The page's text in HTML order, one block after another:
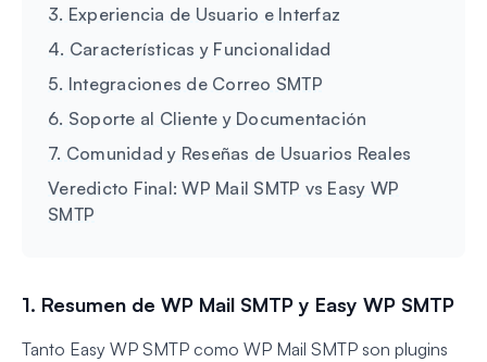
3. Experiencia de Usuario e Interfaz
4. Características y Funcionalidad
5. Integraciones de Correo SMTP
6. Soporte al Cliente y Documentación
7. Comunidad y Reseñas de Usuarios Reales
Veredicto Final: WP Mail SMTP vs Easy WP
SMTP
1. Resumen de WP Mail SMTP y Easy WP SMTP
Tanto Easy WP SMTP como WP Mail SMTP son plugins